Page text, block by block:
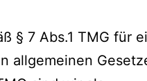
§ 7 Abs.1 TMG für
allgemeinen